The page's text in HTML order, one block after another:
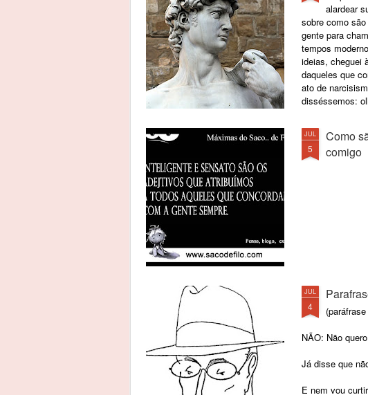
Kharma me atrai e a inexistência
exatamente de um Deus chefe
geral e controlador de tudo e de
todos atendendo a pedidos e
punindo me soa interessante.
alardear
sobre como
gente para
tempos
ideias, cheguei
daqueles que
ato de
disséssemos:
JUL
5
Como
comigo
JUL
4
NÃO: Não
Já disse que
E nem vou